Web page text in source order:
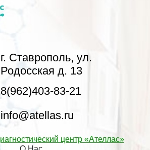
г. Ставрополь, ул.
Родосская д. 13
8(962)403-83-21
info@atellas.ru